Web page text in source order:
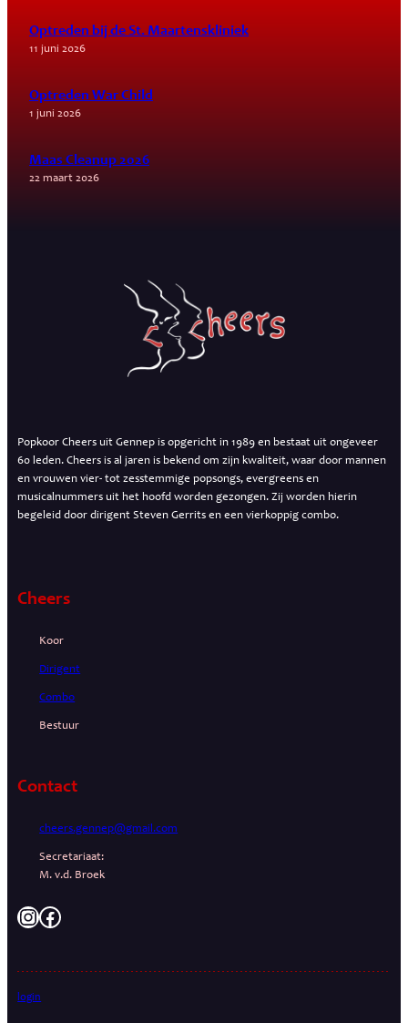
Optreden bij de St. Maartenskliniek
11 juni 2026
Optreden War Child
1 juni 2026
Maas Cleanup 2026
22 maart 2026
Popkoor Cheers uit Gennep is opgericht in 1989 en bestaat uit ongeveer
60 leden. Cheers is al jaren is bekend om zijn kwaliteit, waar door mannen
en vrouwen vier- tot zesstemmige popsongs, evergreens en
musicalnummers uit het hoofd worden gezongen. Zij worden hierin
begeleid door dirigent Steven Gerrits en een vierkoppig combo.
Cheers
Koor
Dirigent
Combo
Bestuur
Contact
cheers.gennep@gmail.com
Secretariaat:
M. v.d. Broek
InstagramFacebook
login